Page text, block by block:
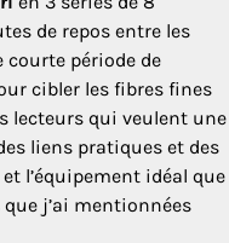
de repos entre les
courte période de
cibler les fibres fines
lecteurs qui veulent une
liens pratiques et des
et l’équipement idéal que
j’ai mentionnées